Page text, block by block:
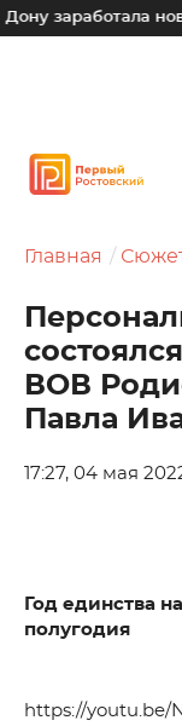
новая
Главная
ВОВ
Павла
17:27, 04 мая
Год единства
полугодия
https://youtu.be/